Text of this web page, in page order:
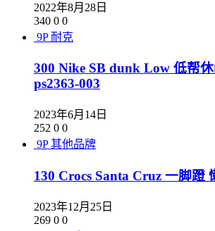
2022年8月28日
340 0 0
9P 耐克
300 Nike SB dunk Low 低帮
ps2363-003
2023年6月14日
252 0 0
9P 其他品牌
130 Crocs Santa Cruz 一脚蹬
2023年12月25日
269 0 0